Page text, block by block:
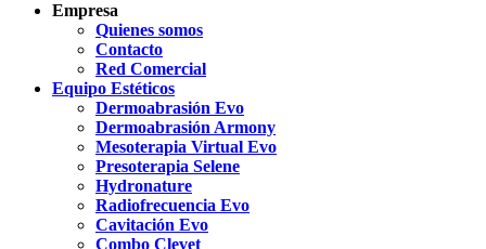
Empresa
Quienes somos
Contacto
Red Comercial
Equipo Estéticos
Dermoabrasión Evo
Dermoabrasión Armony
Mesoterapia Virtual Evo
Presoterapia Selene
Hydronature
Radiofrecuencia Evo
Cavitación Evo
Combo Clevet